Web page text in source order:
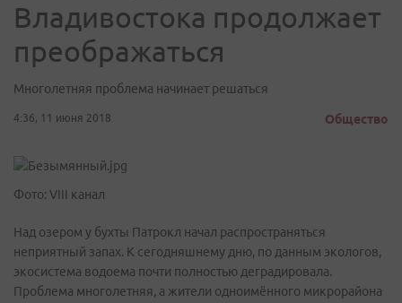
Владивостока продолжает
преображаться
Многолетняя проблема начинает решаться
4:36, 11 июня 2018 Общество
Фото: VIII канал
Над озером у бухты Патрокл начал распространяться
неприятный запах. К сегодняшнему дню, по данным экологов,
экосистема водоема почти полностью деградировала.
Проблема многолетняя, а жители одноимённого микрорайона